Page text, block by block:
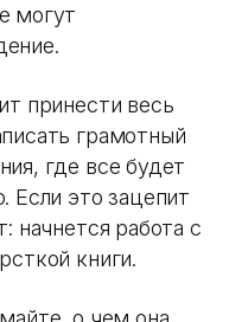
могут
принести весь
грамотный
где все будет
Если это зацепит
начнется работа с
книги.